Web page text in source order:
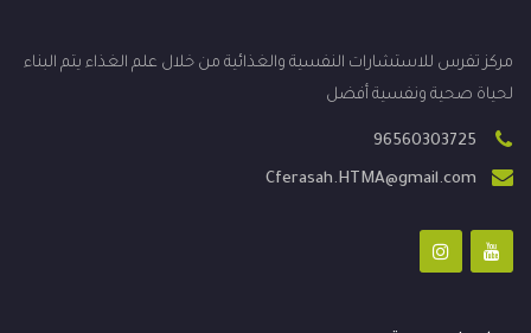
مركز تفرس للاستشارات النفسية والغذائية من خلال علم الغذاء يتم البناء
لحياة صحية ونفسية أفضل
96560303725
Cferasah.HTMA@gmail.com